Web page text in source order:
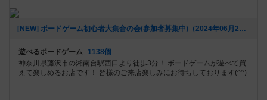
[NEW] ボードゲーム初心者大集合の会(参加者募集中)（2024年06月21日 09時28分）
遊べるボードゲーム
1138個
神奈川県藤沢市の湘南台駅西口より徒歩3分！ ボードゲームが遊べて買
えて楽しめるお店です！ 皆様のご来店楽しみにお待ちしております(^^)